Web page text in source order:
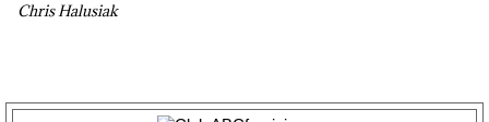
Chris Halusiak